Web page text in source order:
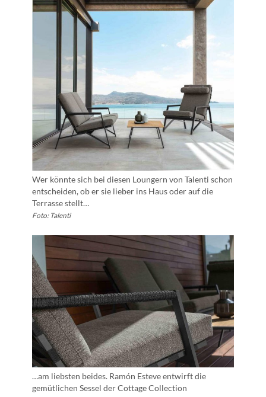
Wer könnte sich bei diesen Loungern von Talenti schon
entscheiden, ob er sie lieber ins Haus oder auf die
Terrasse stellt…
Foto: Talenti
…am liebsten beides. Ramón Esteve entwirft die
gemütlichen Sessel der Cottage Collection